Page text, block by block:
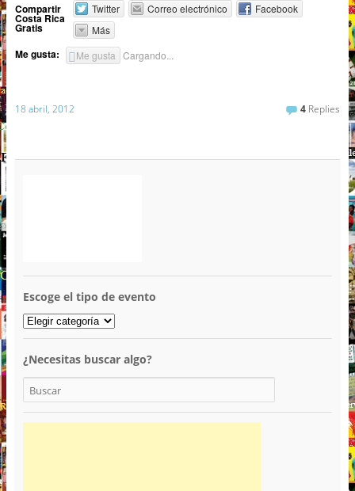
Compartir
Costa Rica
Gratis
Twitter Correo electrónico
Facebook
Más
Me gusta: Me gusta Cargando...
18 abril, 2012 4 Replies
Escoge el tipo de evento
¿Necesitas buscar algo?